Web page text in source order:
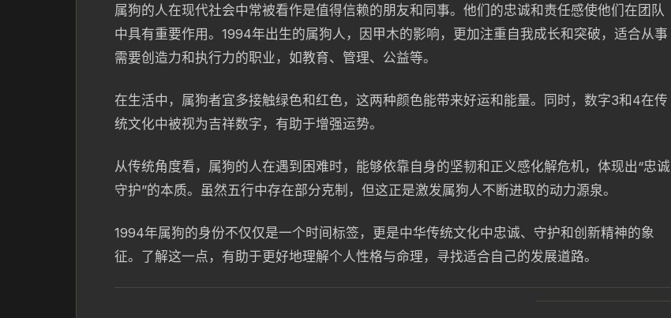
属狗的人在现代社会中常被看作是值得信赖的朋友和同事。他们的忠诚和责任感使他们在团队
中具有重要作用。1994年出生的属狗人，因甲木的影响，更加注重自我成长和突破，适合从事
需要创造力和执行力的职业，如教育、管理、公益等。
在生活中，属狗者宜多接触绿色和红色，这两种颜色能带来好运和能量。同时，数字3和4在传
统文化中被视为吉祥数字，有助于增强运势。
从传统角度看，属狗的人在遇到困难时，能够依靠自身的坚韧和正义感化解危机，体现出“忠诚
守护”的本质。虽然五行中存在部分克制，但这正是激发属狗人不断进取的动力源泉。
1994年属狗的身份不仅仅是一个时间标签，更是中华传统文化中忠诚、守护和创新精神的象
征。了解这一点，有助于更好地理解个人性格与命理，寻找适合自己的发展道路。